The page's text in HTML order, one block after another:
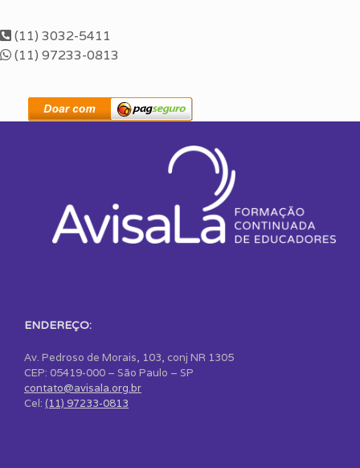
(11) 3032-5411
(11) 97233-0813
ENDEREÇO:
Av. Pedroso de Morais, 103, conj NR 1305
CEP: 05419-000 – São Paulo – SP
contato@avisala.org.br
Cel: (11) 97233-0813